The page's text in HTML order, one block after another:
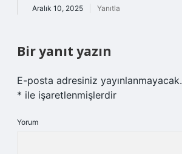
Aralık 10, 2025 Yanıtla
Bir yanıt yazın
E-posta adresiniz yayınlanmayacak.
* ile işaretlenmişlerdir
Yorum